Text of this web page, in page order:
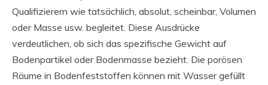
Qualifizierern wie tatsächlich, absolut, scheinbar, Volumen
oder Masse usw. begleitet. Diese Ausdrücke
verdeutlichen, ob sich das spezifische Gewicht auf
Bodenpartikel oder Bodenmasse bezieht. Die porösen
Räume in Bodenfeststoffen können mit Wasser gefüllt